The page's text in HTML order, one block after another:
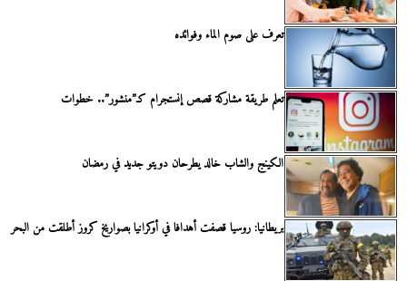
تعرف على صوم الماء وفوائده
تعلم طريقة مشاركة قصص إنستجرام كـ”منشور”.. خطوات
الكينج والشاب خالد يطرحان دويتو جديد في رمضان
بريطانيا: روسيا قصفت أهدافا في أوكرانيا بصواريخ كروز أطلقت من البحر